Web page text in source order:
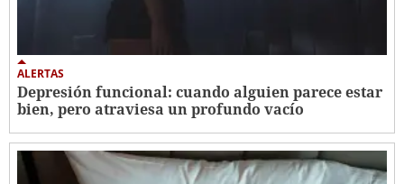
ALERTAS
Depresión funcional: cuando alguien parece estar
bien, pero atraviesa un profundo vacío